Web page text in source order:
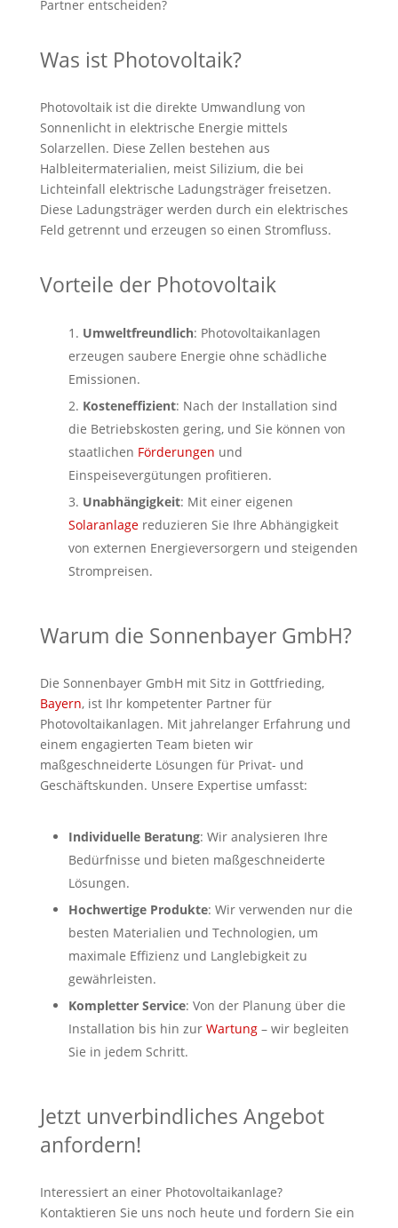
Partner entscheiden?
Was ist Photovoltaik?
Photovoltaik ist die direkte Umwandlung von
Sonnenlicht in elektrische Energie mittels
Solarzellen. Diese Zellen bestehen aus
Halbleitermaterialien, meist Silizium, die bei
Lichteinfall elektrische Ladungsträger freisetzen.
Diese Ladungsträger werden durch ein elektrisches
Feld getrennt und erzeugen so einen Stromfluss.
Vorteile der Photovoltaik
Umweltfreundlich: Photovoltaikanlagen
erzeugen saubere Energie ohne schädliche
Emissionen.
Kosteneffizient: Nach der Installation sind
die Betriebskosten gering, und Sie können von
staatlichen Förderungen und
Einspeisevergütungen profitieren.
Unabhängigkeit: Mit einer eigenen
Solaranlagereduzieren Sie Ihre Abhängigkeit
von externen Energieversorgern und steigenden
Strompreisen.
Warum die Sonnenbayer GmbH?
Die Sonnenbayer GmbH mit Sitz in Gottfrieding,
Bayern, ist Ihr kompetenter Partner für
Photovoltaikanlagen. Mit jahrelanger Erfahrung und
einem engagierten Team bieten wir
maßgeschneiderte Lösungen für Privat- und
Geschäftskunden. Unsere Expertise umfasst:
Individuelle Beratung: Wir analysieren Ihre
Bedürfnisse und bieten maßgeschneiderte
Lösungen.
Hochwertige Produkte: Wir verwenden nur die
besten Materialien und Technologien, um
maximale Effizienz und Langlebigkeit zu
gewährleisten.
Kompletter Service: Von der Planung über die
Installation bis hin zur Wartung– wir begleiten
Sie in jedem Schritt.
Jetzt unverbindliches Angebot
anfordern!
Interessiert an einer Photovoltaikanlage?
Kontaktieren Sie uns noch heute und fordern Sie ein